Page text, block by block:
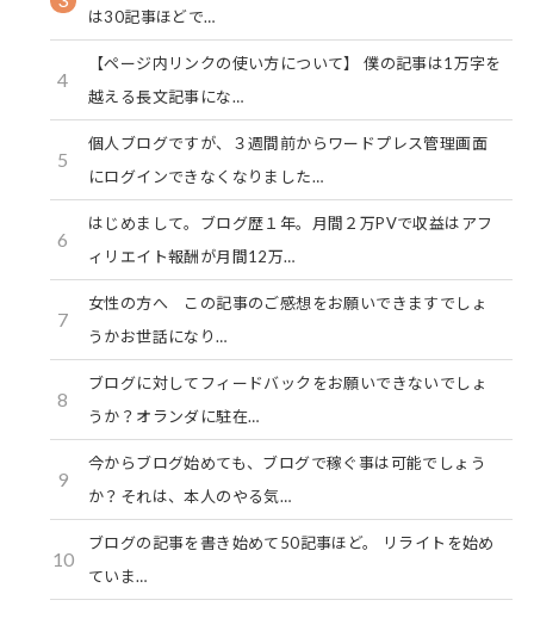
は30記事ほどで…
4
【ページ内リンクの使い方について】 僕の記事は1万字を
越える長文記事にな…
5
個人ブログですが、３週間前からワードプレス管理画面
にログインできなくなりました…
6
はじめまして。ブログ歴１年。月間２万PVで収益はアフ
ィリエイト報酬が月間12万…
7
女性の方へ この記事のご感想をお願いできますでしょ
うかお世話になり…
8
ブログに対してフィードバックをお願いできないでしょ
うか？オランダに駐在…
9
今からブログ始めても、ブログで稼ぐ事は可能でしょう
か？それは、本人のやる気…
10
ブログの記事を書き始めて50記事ほど。 リライトを始め
ていま…